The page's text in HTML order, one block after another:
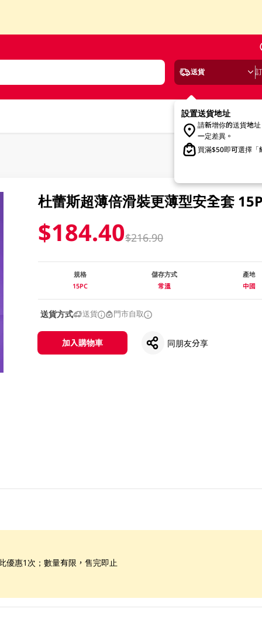
送貨
設置送貨地址
請新增你的送貨地
一定差異。
買滿$50即可選擇「
杜蕾斯超薄倍滑裝更薄型安全套
$184.40$216.90
規格
15PC
儲存方式
常溫
產地
中國
送貨方式 送貨 門市自取
加入購物車 同朋友分享
優惠1次；數量有限，售完即止